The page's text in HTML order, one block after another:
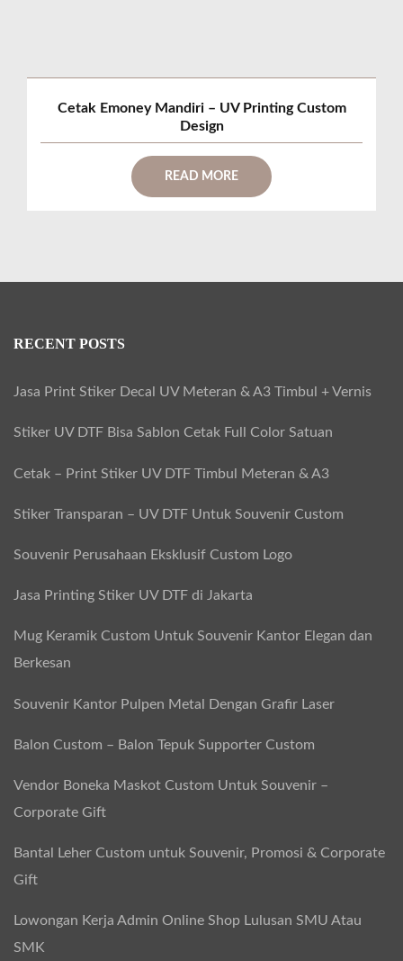
Cetak Emoney Mandiri – UV Printing Custom
Design
READ MORE
RECENT POSTS
Jasa Print Stiker Decal UV Meteran & A3 Timbul + Vernis
Stiker UV DTF Bisa Sablon Cetak Full Color Satuan
Cetak – Print Stiker UV DTF Timbul Meteran & A3
Stiker Transparan – UV DTF Untuk Souvenir Custom
Souvenir Perusahaan Eksklusif Custom Logo
Jasa Printing Stiker UV DTF di Jakarta
Mug Keramik Custom Untuk Souvenir Kantor Elegan dan
Berkesan
Souvenir Kantor Pulpen Metal Dengan Grafir Laser
Balon Custom – Balon Tepuk Supporter Custom
Vendor Boneka Maskot Custom Untuk Souvenir –
Corporate Gift
Bantal Leher Custom untuk Souvenir, Promosi & Corporate
Gift
Lowongan Kerja Admin Online Shop Lulusan SMU Atau
SMK